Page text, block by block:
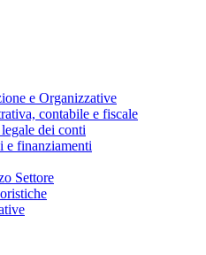
e Organizzative
contabile e fiscale
dei conti
e finanziamenti
Settore